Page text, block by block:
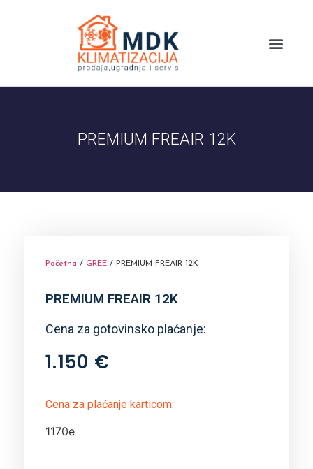
PREMIUM FREAIR 12K
Početna / GREE / PREMIUM FREAIR 12K
PREMIUM FREAIR 12K
Cena za gotovinsko plaćanje:
1.150 €
Cena za plaćanje karticom:
1170e